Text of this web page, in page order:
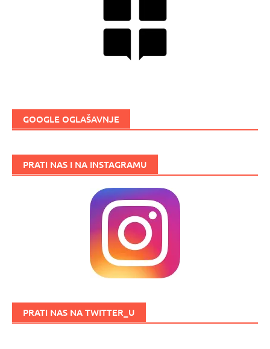
GOOGLE OGLAŠAVNJE
PRATI NAS I NA INSTAGRAMU
PRATI NAS NA TWITTER_U